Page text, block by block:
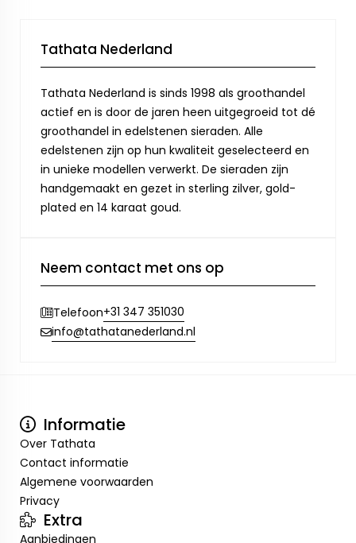
Tathata Nederland
Tathata Nederland is sinds 1998 als groothandel
actief en is door de jaren heen uitgegroeid tot dé
groothandel in edelstenen sieraden. Alle
edelstenen zijn op hun kwaliteit geselecteerd en
in unieke modellen verwerkt. De sieraden zijn
handgemaakt en gezet in sterling zilver, gold-
plated en 14 karaat goud.
Neem contact met ons op
Telefoon+31 347 351030
info@tathatanederland.nl
Informatie
Over Tathata
Contact informatie
Algemene voorwaarden
Privacy
Extra
Aanbiedingen